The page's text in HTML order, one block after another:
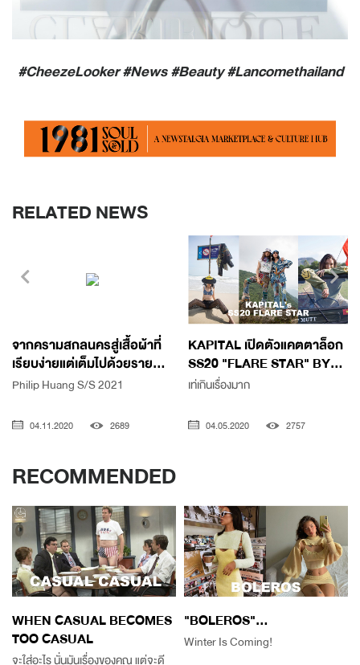
#CheezeLooker #News #Beauty #Lancomethailand
RELATED NEWS
จากครามสกลนครสู่เสื้อผ้าที่
เรียบง่ายแต่เต็มไปด้วยราย...
Philip Huang S/S 2021
04.11.2020 2689
KAPITAL เปิดตัวแคตตาล็อก
SS20 "FLARE STAR" BY...
เท่เกินเรื่องมาก
04.05.2020 2757
RECOMMENDED
WHEN CASUAL BECOMES
TOO CASUAL
จะใส่อะไร นั่นมันเรื่องของคุณ แต่จะดี
"BOLEROS"...
Winter Is Coming!